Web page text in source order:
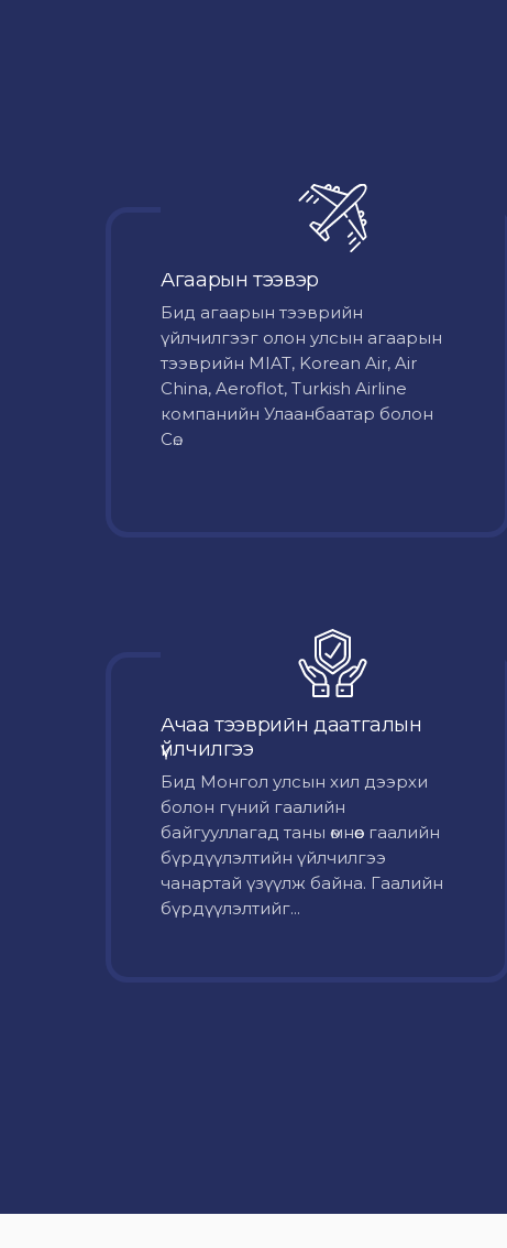
Агаарын тээвэр
Бид агаарын тээврийн
үйлчилгээг олон улсын агаарын
тээврийн MIAT, Korean Air, Air
China, Aeroflot, Turkish Airline
компанийн Улаанбаатар болон
Сө...
Ачаа тээврийн даатгалын
үйлчилгээ
Бид Монгол улсын хил дээрхи
болон гүний гаалийн
байгууллагад таны өмнөөс гаалийн
бүрдүүлэлтийн үйлчилгээ
чанартай үзүүлж байна. Гаалийн
бүрдүүлэлтийг...